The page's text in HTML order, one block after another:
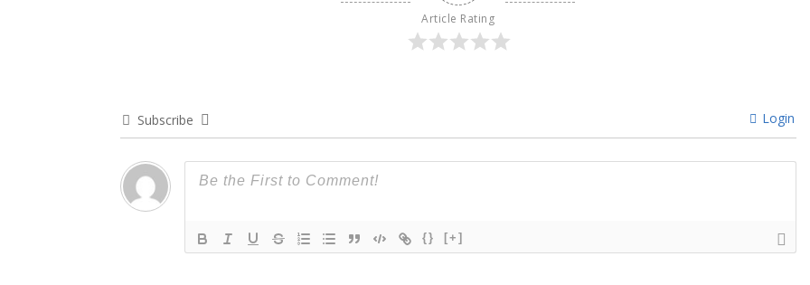
Article Rating
Subscribe Login
{} [+]